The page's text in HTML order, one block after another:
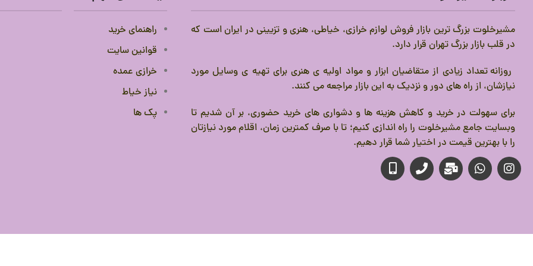
مشیرخلوت بزرگ ترین بازار فروش لوازم خرازی، خیاطی، هنری و تزیینی در ایران است که
در قلب بازار بزرگ تهران قرار دارد.
روزانه تعداد زیادی از متقاضیان ابزار و مواد اولیه ی هنری برای تهیه ی وسایل مورد
نیازشان، از راه های دور و نزدیک به این بازار مراجعه می کنند.
برای سهولت در خرید و کاهش هزینه ها و دشواری های خرید حضوری، بر آن شدیم تا
وبسایت جامع مشیرخلوت را راه اندازی کنیم؛ تا با صرف کمترین زمان، اقلام مورد نیازتان
را با بهترین قیمت در اختیار شما قرار دهیم.
راهنمای خرید
قوانین سایت
خرازی عمده
نیاز خیاط
پک ها